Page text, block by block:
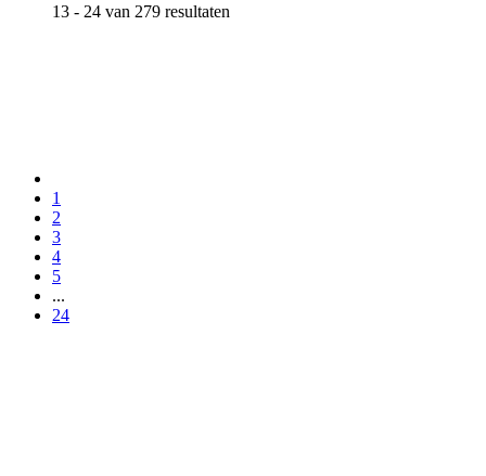
13 - 24 van 279 resultaten
1
2
3
4
5
...
24